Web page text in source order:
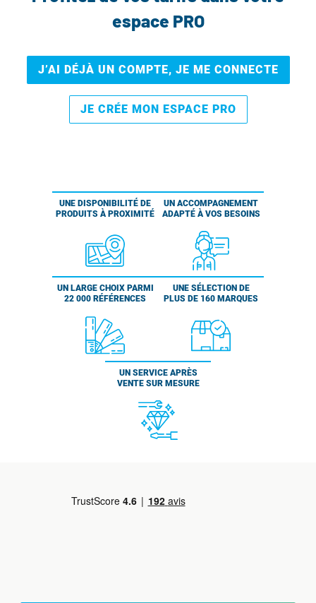
espace PRO
J’AI DÉJÀ UN COMPTE, JE ME CONNECTE
JE CRÉE MON ESPACE PRO
UNE DISPONIBILITÉ DE
PRODUITS À PROXIMITÉ
UN ACCOMPAGNEMENT
ADAPTÉ À VOS BESOINS
UN LARGE CHOIX PARMI
22 000 RÉFÉRENCES
UNE SÉLECTION DE
PLUS DE 160 MARQUES
UN SERVICE APRÈS
VENTE SUR MESURE